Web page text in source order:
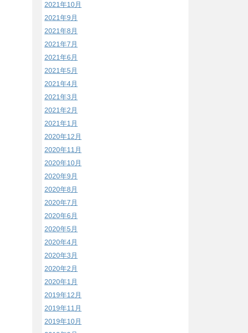
2021年10月
2021年9月
2021年8月
2021年7月
2021年6月
2021年5月
2021年4月
2021年3月
2021年2月
2021年1月
2020年12月
2020年11月
2020年10月
2020年9月
2020年8月
2020年7月
2020年6月
2020年5月
2020年4月
2020年3月
2020年2月
2020年1月
2019年12月
2019年11月
2019年10月